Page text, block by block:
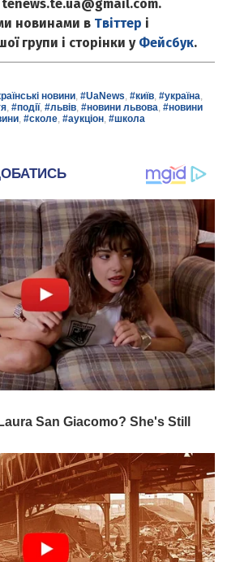
новинами в Твіттер і
групи і сторінки у Фейсбук.
новини, #UaNews, #київ, #україна,
, #події, #львів, #новини львова, #новини
, #сколе, #аукціон, #школа